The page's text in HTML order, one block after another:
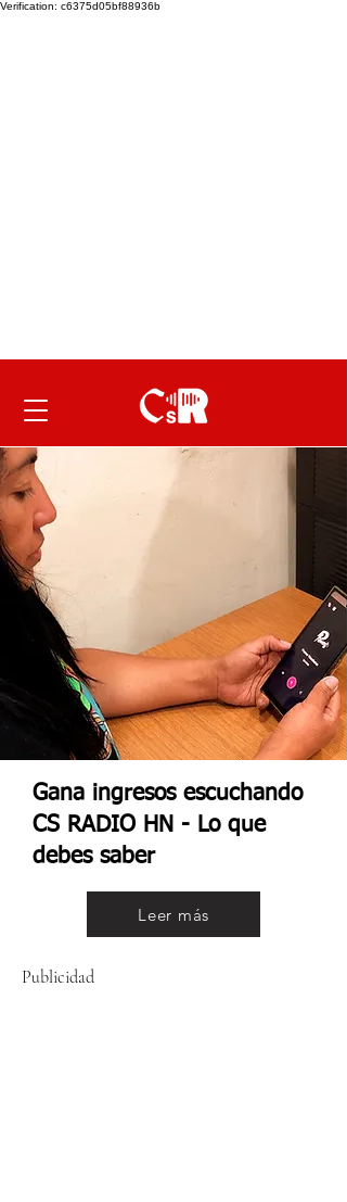
Verification: c6375d05bf88936b
Gana ingresos escuchando
CS RADIO HN - Lo que
debes saber
Leer más
Publicidad